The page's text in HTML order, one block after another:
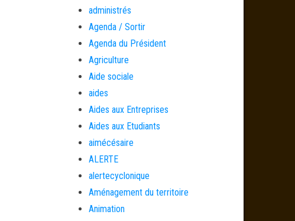
administrés
Agenda / Sortir
Agenda du Président
Agriculture
Aide sociale
aides
Aides aux Entreprises
Aides aux Etudiants
aimécésaire
ALERTE
alertecyclonique
Aménagement du territoire
Animation